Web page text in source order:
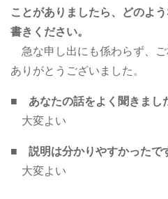
ことがありましたら、どのよ
書きください。
急な申し出にも係わらず、
ありがとうございました。
■ あなたの話をよく聞きまし
大変よい
■ 説明は分かりやすかったで
大変よい